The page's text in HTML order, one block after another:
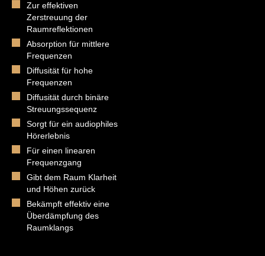
Zur effektiven
Zerstreuung der
Raumreflektionen
Absorption für mittlere
Frequenzen
Diffusität für hohe
Frequenzen
Diffusität durch binäre
Streuungssequenz
Sorgt für ein audiophiles
Hörerlebnis
Für einen linearen
Frequenzgang
Gibt dem Raum Klarheit
und Höhen zurück
Bekämpft effektiv eine
Überdämpfung des
Raumklangs